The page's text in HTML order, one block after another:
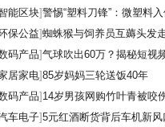
能区块]警惕“塑料刀锋”：微塑料
保公益]蜘蛛猴与饲养员互薅头发
码产品]气球吹出60万？揭秘短视
居家电]85岁妈妈三轮送饭40年
码产品] 14岁男孩网购竹叶青被咬
车电子]5元红酒断货背后车机新风